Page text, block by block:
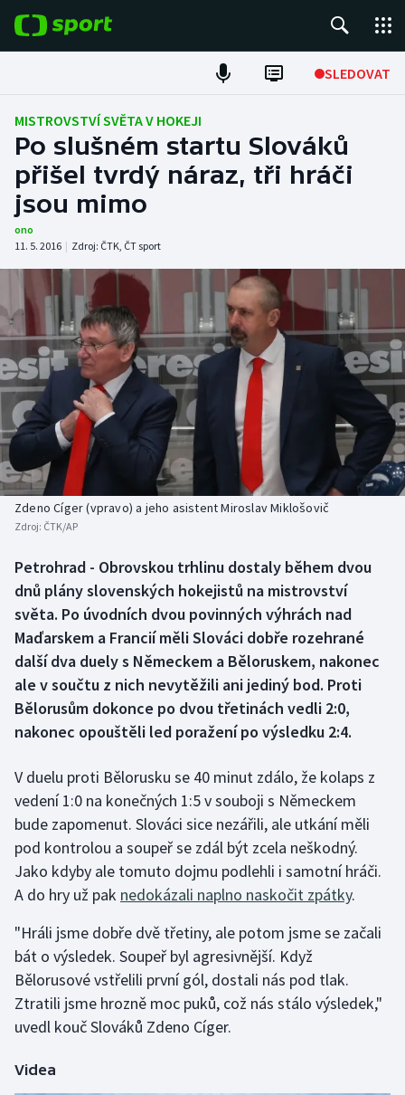
SLEDOVAT
Fotbal
Hokej
Tenis
Atletika
Cyklistika
DALŠÍ SPORTY
Americký fotbal
Baseball a softbal
Basketbal
Biatlon
Box
Curling
Dostihy
Florbal
Golf
Gymnastika
Házená
Jezdectví
Judo
Krasobruslení
Lezení
NEPŘEHLÉDNĚTE
Soutěže
Historické návraty
Aplikace ČT sport
MISTROVSTVÍ SVĚTA V HOKEJI
Po slušném startu Slováků
přišel tvrdý náraz, tři hráči
jsou mimo
ono
11. 5. 2016 | Zdroj: ČTK, ČT sport
Zdeno Cíger (vpravo) a jeho asistent Miroslav Miklošovič
Zdroj: ČTK/AP
Petrohrad - Obrovskou trhlinu dostaly během dvou
dnů plány slovenských hokejistů na mistrovství
světa. Po úvodních dvou povinných výhrách nad
Maďarskem a Francií měli Slováci dobře rozehrané
další dva duely s Německem a Běloruskem, nakonec
ale v součtu z nich nevytěžili ani jediný bod. Proti
Bělorusům dokonce po dvou třetinách vedli 2:0,
nakonec opouštěli led poražení po výsledku 2:4.
V duelu proti Bělorusku se 40 minut zdálo, že kolaps z
vedení 1:0 na konečných 1:5 v souboji s Německem
bude zapomenut. Slováci sice nezářili, ale utkání měli
pod kontrolou a soupeř se zdál být zcela neškodný.
Jako kdyby ale tomuto dojmu podlehli i samotní hráči.
A do hry už pak nedokázali naplno naskočit zpátky.
"Hráli jsme dobře dvě třetiny, ale potom jsme se začali
bát o výsledek. Soupeř byl agresivnější. Když
Bělorusové vstřelili první gól, dostali nás pod tlak.
Ztratili jsme hrozně moc puků, což nás stálo výsledek,"
uvedl kouč Slováků Zdeno Cíger.
Videa